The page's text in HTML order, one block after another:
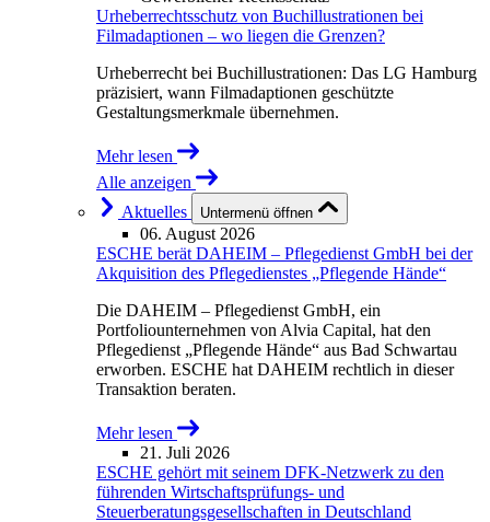
Urheberrechtsschutz von Buchillustrationen bei
Filmadaptionen – wo liegen die Grenzen?
Urheberrecht bei Buchillustrationen: Das LG Hamburg
präzisiert, wann Filmadaptionen geschützte
Gestaltungsmerkmale übernehmen.
Mehr lesen
Alle anzeigen
Aktuelles
Untermenü öffnen
06. August 2026
ESCHE berät DAHEIM – Pflegedienst GmbH bei der
Akquisition des Pflegedienstes „Pflegende Hände“
Die DAHEIM – Pflegedienst GmbH, ein
Portfoliounternehmen von Alvia Capital, hat den
Pflegedienst „Pflegende Hände“ aus Bad Schwartau
erworben. ESCHE hat DAHEIM rechtlich in dieser
Transaktion beraten.
Mehr lesen
21. Juli 2026
ESCHE gehört mit seinem DFK-Netzwerk zu den
führenden Wirtschaftsprüfungs- und
Steuerberatungsgesellschaften in Deutschland